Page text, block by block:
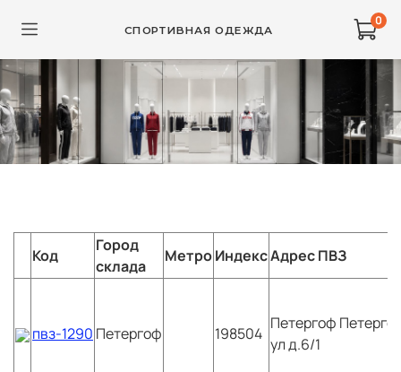
СПОРТИВНАЯ ОДЕЖДА
0
Код
Город
склада
МетроИндексАдрес ПВЗ
пвз-1290 Петергоф 198504
Петергоф
ул д.6/1